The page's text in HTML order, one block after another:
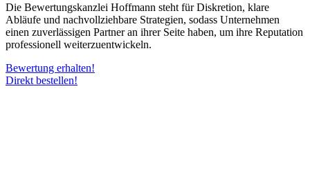
Die Bewertungskanzlei Hoffmann steht für Diskretion, klare
Abläufe und nachvollziehbare Strategien, sodass Unternehmen
einen zuverlässigen Partner an ihrer Seite haben, um ihre Reputation
professionell weiterzuentwickeln.
Bewertung erhalten!
Direkt bestellen!